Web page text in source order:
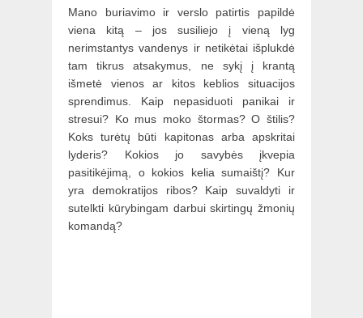
Mano buriavimo ir verslo patirtis papildė
viena kitą – jos susiliejo į vieną lyg
nerimstantys vandenys ir netikėtai išplukdė
tam tikrus atsakymus, ne sykį į krantą
išmetė vienos ar kitos keblios situacijos
sprendimus. Kaip nepasiduoti panikai ir
stresui? Ko mus moko štormas? O štilis?
Koks turėtų būti kapitonas arba apskritai
lyderis? Kokios jo savybės įkvepia
pasitikėjimą, o kokios kelia sumaištį? Kur
yra demokratijos ribos? Kaip suvaldyti ir
sutelkti kūrybingam darbui skirtingų žmonių
komandą?